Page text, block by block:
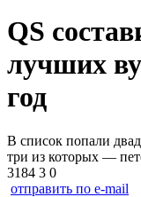
QS
лучших
год
В список попали
три из которых —
3184 3 0
отправить по e-mail